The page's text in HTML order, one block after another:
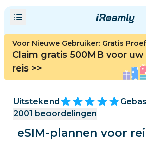
Voor Nieuwe Gebruiker: Gratis
Claim gratis 500MB voor
reis >>
Uitstekend
2001 beoordelingen
eSIM-plannen voor